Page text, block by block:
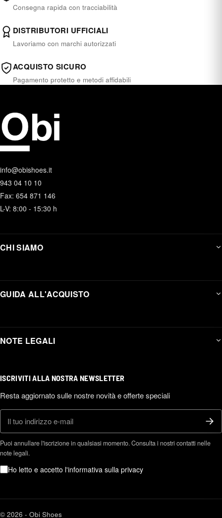
Consegna rapida con tracciabilità
DISTRIBUTORI UFFICIALI
Lavoriamo con marchi autorizzati
ACQUISTO SICURO
Pagamento protetto e metodi affidabili
info@obishoes.it
943 04 10 10
Fax: 654 871 146
L-V: 8:00 - 15:30 h
CHI SIAMO
GUIDA ALL'ACQUISTO
NOTE LEGALI
ISCRIVITI ALLA NOSTRA NEWSLETTER
Resta aggiornato sulle nostre novità e offerte speciali
Puoi annullare l'iscrizione in qualsiasi momento. Consulta i nostri contatti nelle
note legali.
Ho letto e accetto l'informativa sulla privacy
© 2026 - Obi Shoes